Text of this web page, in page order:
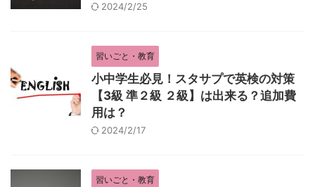
2024/2/25
習いごと・教育
小中学生必見！スタサプで英検の対策
【3級 準２級 ２級】は出来る？追加費
用は？
2024/2/17
習いごと・教育